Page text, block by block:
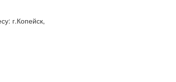
г.Копейск,